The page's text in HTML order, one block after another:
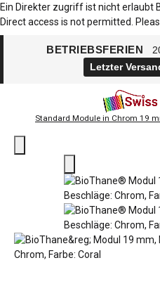
Ein Direkter zugriff ist nicht erlaubt
Direct access is not permitted.
BETRIEBSFERIEN
Letzter
Standard Module in Chrom 19